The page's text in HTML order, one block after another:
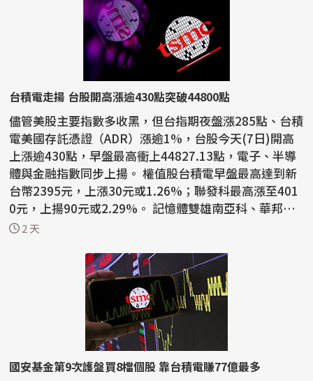
台積電走揚 台股開高漲逾430點突破44800點
儘管美股主要指數多收黑，但台指期夜盤漲285點、台積
電美國存託憑證（ADR）漲逾1%，台股今天(7日)開高
上漲逾430點，早盤最高衝上44827.13點，電子、半導
體與金融指數同步上揚。 權值股台積電早盤最高達到新
台幣2395元，上漲30元或1.26%；聯發科最高漲至401
0元，上揚90元或2.29%。 記憶體雙雄南亞科、華邦電
早盤跌幅超...
2 天
國安基金第9次護盤買8檔個股 靠台積電賺77億最多